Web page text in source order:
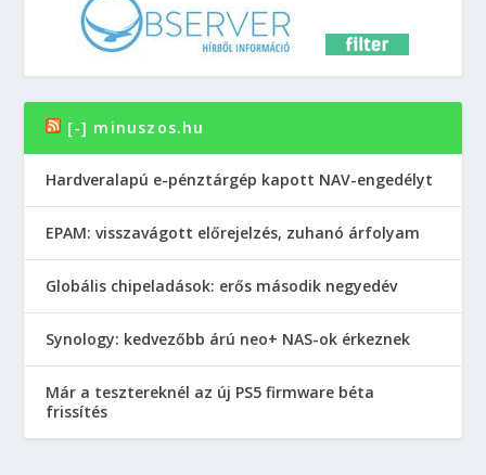
[-] minuszos.hu
Hardveralapú e-pénztárgép kapott NAV-engedélyt
EPAM: visszavágott előrejelzés, zuhanó árfolyam
Globális chipeladások: erős második negyedév
Synology: kedvezőbb árú neo+ NAS-ok érkeznek
Már a tesztereknél az új PS5 firmware béta
frissítés